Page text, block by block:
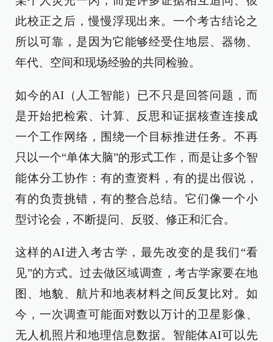
此校正之后，慢慢浮现出来。一个考古结论之
所以可靠，是因为它能够经受住地层、器物、
年代、空间和现场经验的共同检验。
如今的AI（人工智能）已不只是回答问题，而
是开始把检索、计算、反思和证据核查连接成
一个工作网络，围绕一个目标推进任务。不再
只以一个“单体大脑”的形式工作，而是让多个智
能体分工协作：有的查资料，有的提出假说，
有的负责挑错，有的整合总结。它们像一个小
型讨论会，不断提问、反驳、修正和汇合。
这样的AI进入考古学，最先改变的是我们“看
见”的方式。过去做区域调查，考古学家要在地
图、地貌、航片和地表材料之间反复比对。如
今，一次调查可能面对数以万计的卫星影像、
无人机照片和地理信息数据。智能体AI可以先